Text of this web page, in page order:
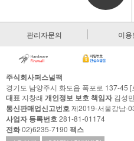
관리자문의 이용
주식회사퍼스널팩
경기도 남양주시 화도읍 폭포로 137-45
대표 지창래 개인정보 보호 책임자김성민
통신판매업신고번호제2019-서울강남-
사업자 등록번호281-81-01174
전화02)6235-7190 팩스